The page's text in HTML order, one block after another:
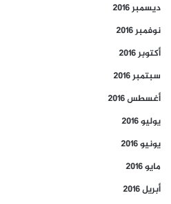
ديسمبر 2016
نوفمبر 2016
أكتوبر 2016
سبتمبر 2016
أغسطس 2016
يوليو 2016
يونيو 2016
مايو 2016
أبريل 2016